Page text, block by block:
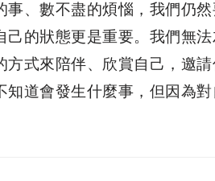
事、數不盡的煩惱，我們仍
的狀態更是重要。我們無法
方式來陪伴、欣賞自己，邀
知道會發生什麼事，但因為